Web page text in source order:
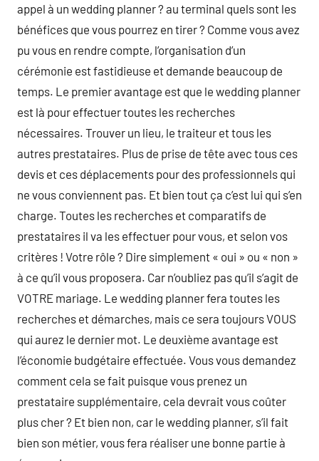
appel à un wedding planner ? au terminal quels sont les
bénéfices que vous pourrez en tirer ? Comme vous avez
pu vous en rendre compte, l’organisation d’un
cérémonie est fastidieuse et demande beaucoup de
temps. Le premier avantage est que le wedding planner
est là pour effectuer toutes les recherches
nécessaires. Trouver un lieu, le traiteur et tous les
autres prestataires. Plus de prise de tête avec tous ces
devis et ces déplacements pour des professionnels qui
ne vous conviennent pas. Et bien tout ça c’est lui qui s’en
charge. Toutes les recherches et comparatifs de
prestataires il va les effectuer pour vous, et selon vos
critères ! Votre rôle ? Dire simplement « oui » ou « non »
à ce qu’il vous proposera. Car n’oubliez pas qu’il s’agit de
VOTRE mariage. Le wedding planner fera toutes les
recherches et démarches, mais ce sera toujours VOUS
qui aurez le dernier mot. Le deuxième avantage est
l’économie budgétaire effectuée. Vous vous demandez
comment cela se fait puisque vous prenez un
prestataire supplémentaire, cela devrait vous coûter
plus cher ? Et bien non, car le wedding planner, s’il fait
bien son métier, vous fera réaliser une bonne partie à